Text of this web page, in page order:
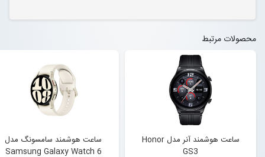
محصولات مرتبط
ساعت هوشمند آنر مدل Honor
GS3
ساعت هوشمند سامسونگ مدل
Samsung Galaxy Watch 6